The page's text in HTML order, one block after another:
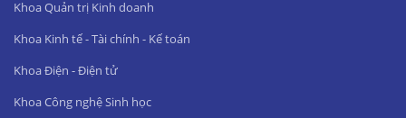
Khoa Quản trị Kinh doanh
Khoa Kinh tế - Tài chính - Kế toán
Khoa Điện - Điện tử
Khoa Công nghệ Sinh học